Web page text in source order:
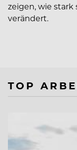
zeigen, wie
verändert.
TOP